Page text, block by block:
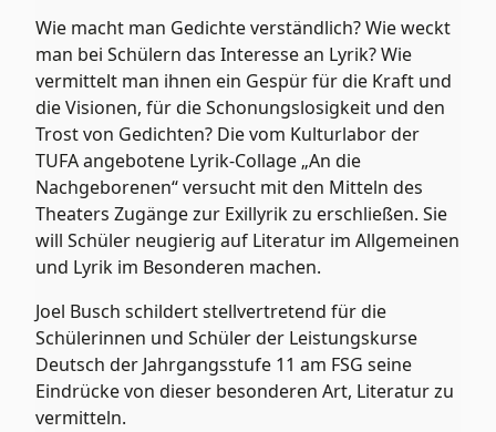
Wie macht man Gedichte verständlich? Wie weckt
man bei Schülern das Interesse an Lyrik? Wie
vermittelt man ihnen ein Gespür für die Kraft und
die Visionen, für die Schonungslosigkeit und den
Trost von Gedichten? Die vom Kulturlabor der
TUFA angebotene Lyrik-Collage „An die
Nachgeborenen“ versucht mit den Mitteln des
Theaters Zugänge zur Exillyrik zu erschließen. Sie
will Schüler neugierig auf Literatur im Allgemeinen
und Lyrik im Besonderen machen.
Joel Busch schildert stellvertretend für die
Schülerinnen und Schüler der Leistungskurse
Deutsch der Jahrgangsstufe 11 am FSG seine
Eindrücke von dieser besonderen Art, Literatur zu
vermitteln.